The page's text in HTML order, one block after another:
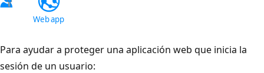
Para ayudar a proteger una aplicación web que inicia la
sesión de un usuario: